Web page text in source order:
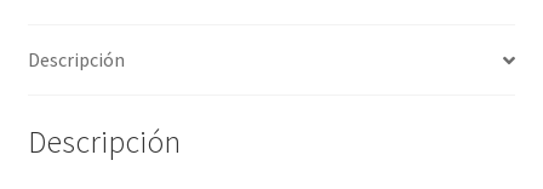
Descripción
Descripción